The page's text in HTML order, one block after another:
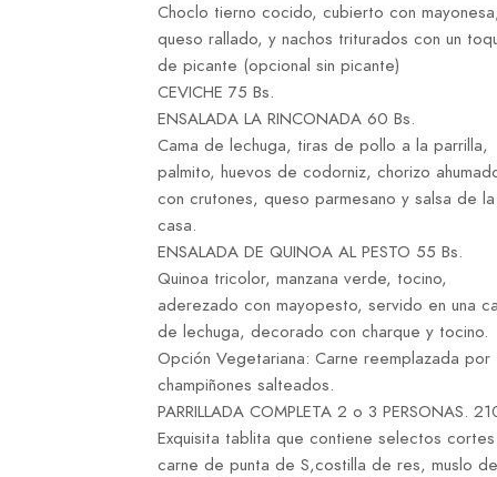
¡Te invitamos a visitar La Rinconada y
brazos abiertos y con los mejores sabores de la
Choclo tierno cocido, cubierto con mayonesa,
queso rallado, y nachos triturados con un
de picante (opcional sin picante)
CEVICHE 75 Bs.
ENSALADA LA RINCONADA 60 Bs.
Cama de lechuga, tiras de pollo a la parrilla,
palmito, huevos de codorniz, chorizo
con crutones, queso parmesano y salsa de la
casa.
ENSALADA DE QUINOA AL PESTO 55 Bs.
Quinoa tricolor, manzana verde, tocino,
aderezado con mayopesto, servido en una
de lechuga, decorado con charque y tocino.
Opción Vegetariana: Carne reemplazada por
champiñones salteados.
PARRILLADA COMPLETA 2 o 3 PERSONAS.
Exquisita tablita que contiene selectos
carne de punta de S,costilla de res, muslo de